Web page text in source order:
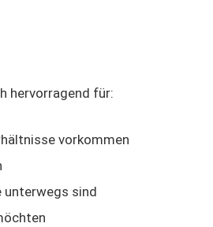
hervorragend für:
vorkommen
unterwegs sind